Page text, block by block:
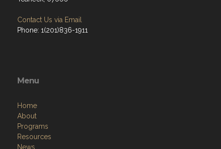
Contact Us via Email
Phone: 1(201)836-1911
Menu
Home
About
Programs
Resources
News